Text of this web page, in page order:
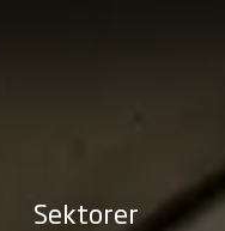
Sektorer